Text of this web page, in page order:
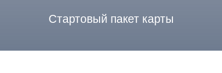
Стартовый пакет карты